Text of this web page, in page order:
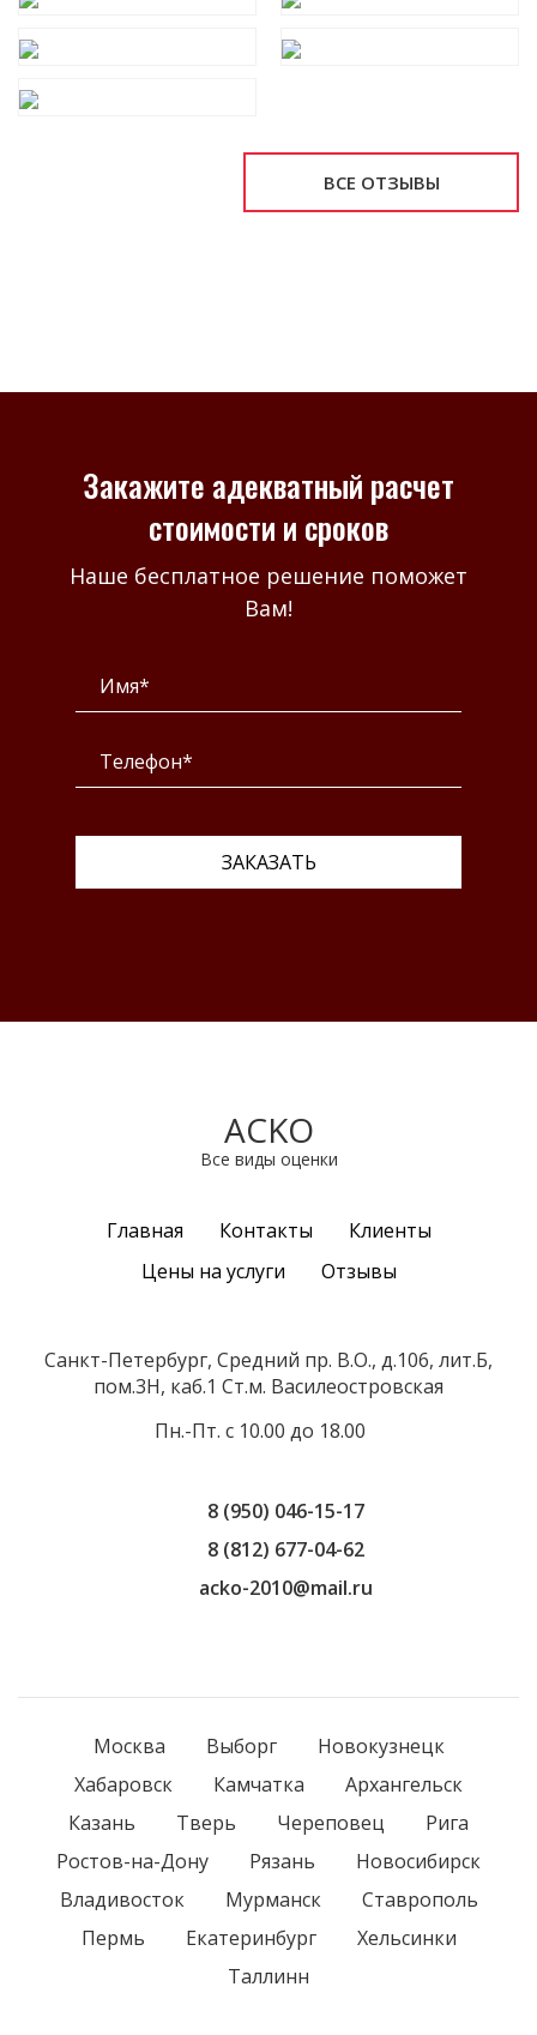
ВСЕ ОТЗЫВЫ
Закажите адекватный расчет
стоимости и сроков
Наше бесплатное решение поможет
Вам!
ACKO
Все виды оценки
Главная Контакты
Клиенты
Цены на услуги
Отзывы
Санкт-Петербург, Средний пр. В.О., д.106, лит.Б,
пом.3Н, каб.1 Ст.м. Василеостровская
Пн.-Пт. с 10.00 до 18.00
8 (950) 046-15-17
8 (812) 677-04-62
acko-2010@mail.ru
Москва Выборг
Новокузнецк
Хабаровск
Камчатка
Архангельск
Казань
Тверь Череповец
Рига
Ростов-на-Дону
Рязань
Новосибирск
Владивосток
Мурманск
Ставрополь
Пермь
Екатеринбург
Хельсинки
Таллинн